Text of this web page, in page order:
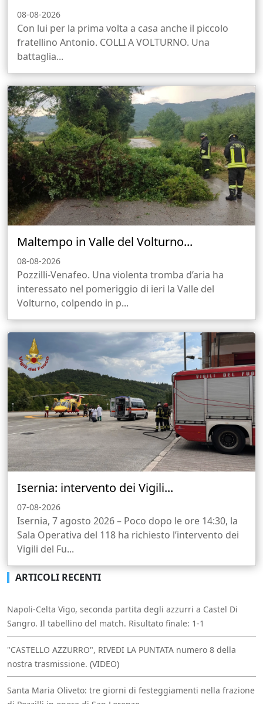
08-08-2026
Con lui per la prima volta a casa anche il piccolo
fratellino Antonio. COLLI A VOLTURNO. Una
battaglia...
Maltempo in Valle del Volturno...
08-08-2026
Pozzilli-Venafeo. Una violenta tromba d’aria ha
interessato nel pomeriggio di ieri la Valle del
Volturno, colpendo in p...
Isernia: intervento dei Vigili...
07-08-2026
Isernia, 7 agosto 2026 – Poco dopo le ore 14:30, la
Sala Operativa del 118 ha richiesto l’intervento dei
Vigili del Fu...
ARTICOLI RECENTI
Napoli-Celta Vigo, seconda partita degli azzurri a Castel Di
Sangro. Il tabellino del match. Risultato finale: 1-1
"CASTELLO AZZURRO", RIVEDI LA PUNTATA numero 8 della
nostra trasmissione. (VIDEO)
Santa Maria Oliveto: tre giorni di festeggiamenti nella frazione